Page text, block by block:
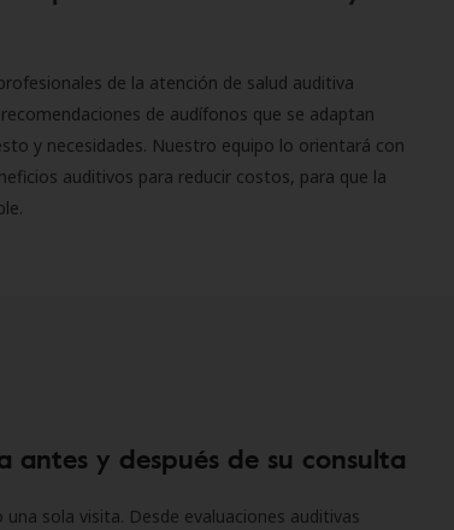
de la atención de salud auditiva
de audífonos que se adaptan
y necesidades. Nuestro equipo lo orientará con
auditivos para reducir costos, para que la
y después de su consulta
sola visita. Desde evaluaciones auditivas